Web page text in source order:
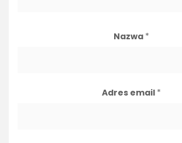
Nazwa *
Adres email *